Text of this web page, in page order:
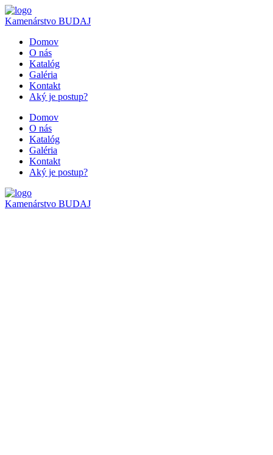
Kamenárstvo BUDAJ
Domov
O nás
Katalóg
Galéria
Kontakt
Aký je postup?
Domov
O nás
Katalóg
Galéria
Kontakt
Aký je postup?
Kamenárstvo BUDAJ